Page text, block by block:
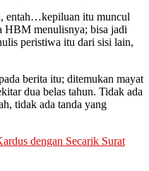
entah…kepiluan itu muncul
HBM menulisnya; bisa jadi
peristiwa itu dari sisi lain,
berita itu; ditemukan mayat
dua belas tahun. Tidak ada
tidak ada tanda yang
dengan Secarik Surat